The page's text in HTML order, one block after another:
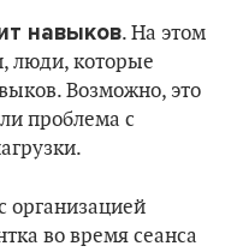
навыков. На этом
люди, которые
Возможно, это
проблема с
организацией
во время сеанса